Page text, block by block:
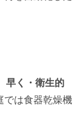
早く・衛生的
では食器乾燥機